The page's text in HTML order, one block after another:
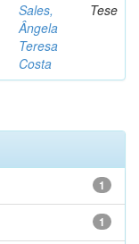
Sales,
Ângela
Teresa
Costa
Tese
1
1